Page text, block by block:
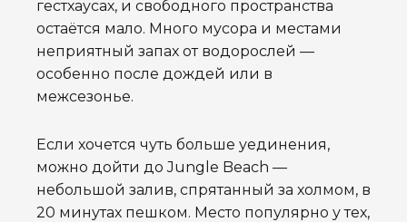
гестхаусах, и свободного пространства
остаётся мало. Много мусора и местами
неприятный запах от водорослей —
особенно после дождей или в
межсезонье.
Если хочется чуть больше уединения,
можно дойти до Jungle Beach —
небольшой залив, спрятанный за холмом, в
20 минутах пешком. Место популярно у тех,